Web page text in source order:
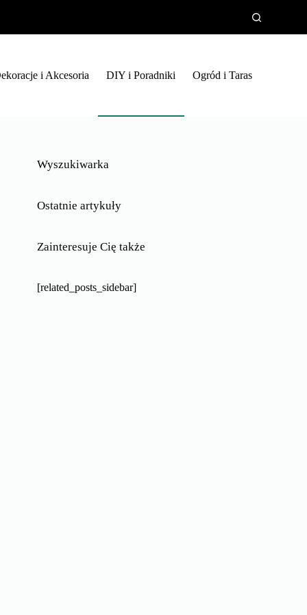
i Akcesoria DIY i Poradniki Ogród i Taras
Wyszukiwarka
Ostatnie artykuły
Zainteresuje Cię także
[related_posts_sidebar]